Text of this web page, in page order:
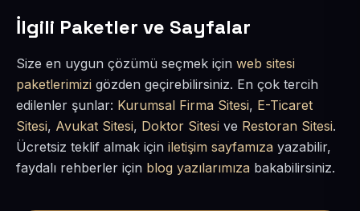
İlgili Paketler ve Sayfalar
Size en uygun çözümü seçmek için web sitesi
paketlerimizi gözden geçirebilirsiniz. En çok tercih
edilenler şunlar: Kurumsal Firma Sitesi, E-Ticaret
Sitesi, Avukat Sitesi, Doktor Sitesi ve Restoran Sitesi.
Ücretsiz teklif almak için iletişim sayfamıza yazabilir,
faydalı rehberler için blog yazılarımıza bakabilirsiniz.